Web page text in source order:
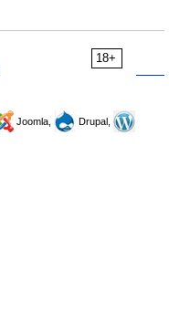
18+
Joomla,
Drupal,